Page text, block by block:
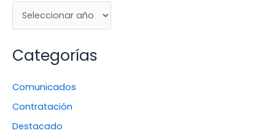
Categorías
Comunicados
Contratación
Destacado